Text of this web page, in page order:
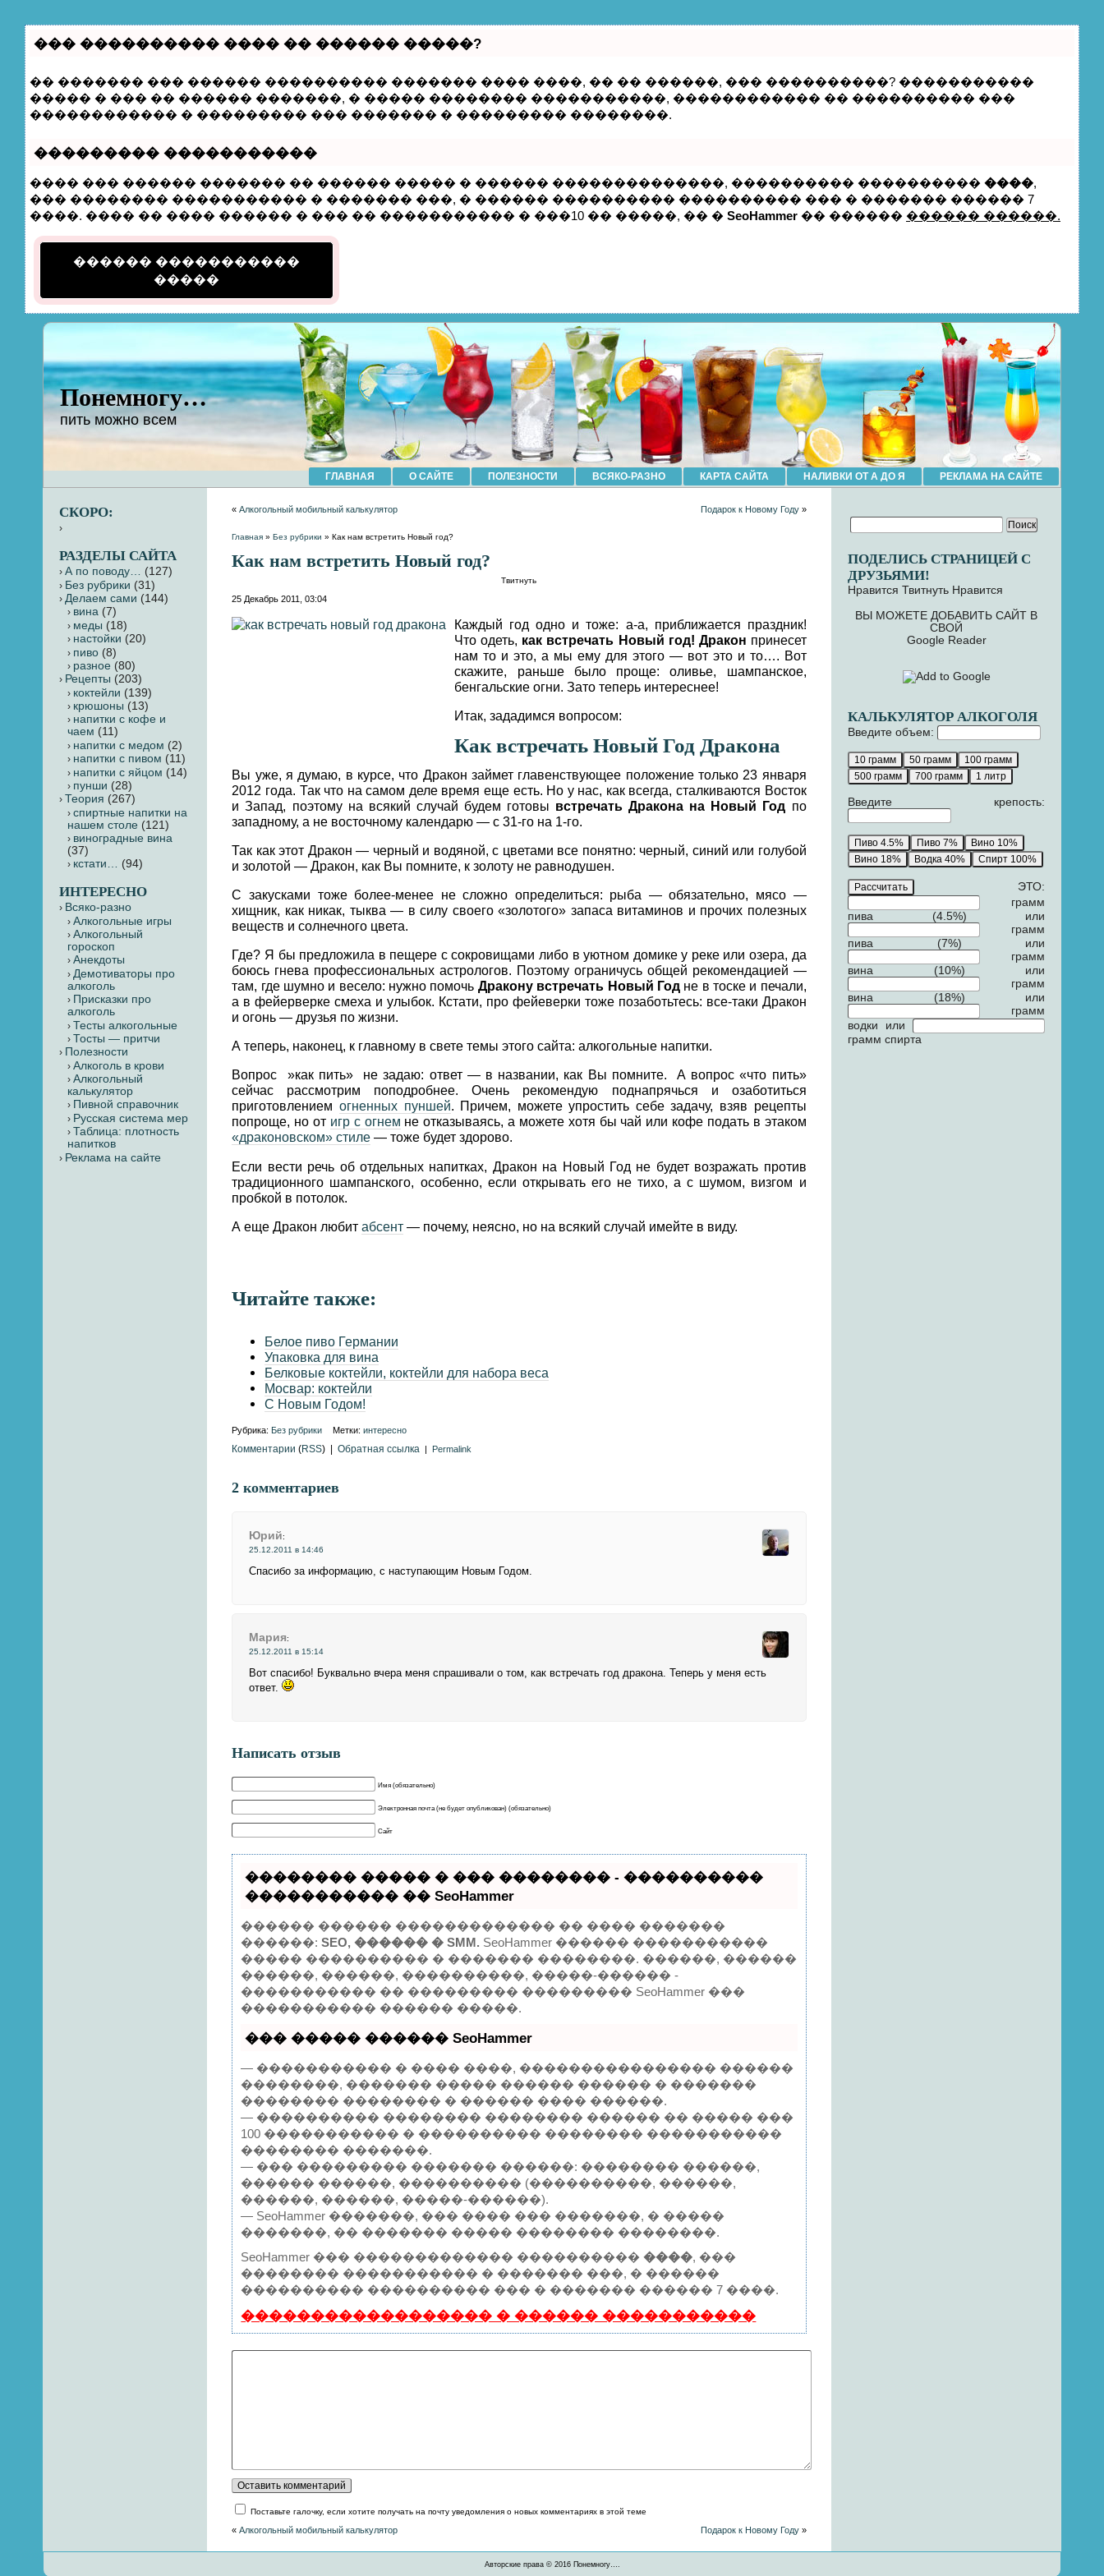
��� ���������� ���� �� ������ �����?
�� ������� ��� ������ ���������� ������� ���� ����, �� �� ������, ��� ����������? �����������
����� � ��� �� ������ �������, � ����� �������� �����������, ������������ �� ���������� ���
������������ � ��������� ��� ������� � ��������� ��������.
��������� �����������
���� ��� ������ ������� �� ������ ����� � ������ ��������������, ���������� ���������� ����,
��� �������� ����������� � ������� ���, � ������ ���������� ���������� ��� � ������� ������ 7
����. ���� �� ���� ������ � ��� �� ����������� � ���10 �� �����, �� � SeoHammer �� ������ ������ ������.
������ �����������
�����
Понемногу…
пить можно всем
ГЛАВНАЯ О САЙТЕ ПОЛЕЗНОСТИ ВСЯКО-РАЗНО КАРТА САЙТА НАЛИВКИ ОТ А ДО Я РЕКЛАМА НА САЙТЕ
«Алкогольный мобильный калькулятор Подарок к Новому Году»
Главная »Без рубрики » Как нам встретить Новый год?
Как нам встретить Новый год?
Твитнуть
25 Декабрь 2011, 03:04
Каждый год одно и тоже: а-а, приближается праздник!
Что одеть, как встречать Новый год! Дракон принесет
нам то и это, а мы ему для этого — вот это и то…. Вот
скажите, раньше было проще: оливье, шампанское,
бенгальские огни. Зато теперь интереснее!
Итак, зададимся вопросом:
Как встречать Новый Год Дракона
Вы уже, я думаю, в курсе, что Дракон займет главенствующее положение только 23 января
2012 года. Так что на самом деле время еще есть. Но у нас, как всегда, сталкиваются Восток
и Запад, поэтому на всякий случай будем готовы встречать Дракона на Новый Год по
западному, а не восточному календарю — с 31-го на 1-го.
Так как этот Дракон — черный и водяной, с цветами все понятно: черный, синий или голубой
и золотой — Дракон, как Вы помните, к золоту не равнодушен.
С закусками тоже более-менее не сложно определиться: рыба — обязательно, мясо —
хищник, как никак, тыква — в силу своего «золотого» запаса витаминов и прочих полезных
веществ и солнечного цвета.
Где? Я бы предложила в пещере с сокровищами либо в уютном домике у реке или озера, да
боюсь гнева профессиональных астрологов. Поэтому ограничусь общей рекомендацией —
там, где шумно и весело: нужно помочь Дракону встречать Новый Годне в тоске и печали,
а в фейерверке смеха и улыбок. Кстати, про фейеверки тоже позаботьтесь: все-таки Дракон
и огонь — друзья по жизни.
А теперь, наконец, к главному в свете темы этого сайта: алкогольные напитки.
Вопрос »как пить» не задаю: ответ — в названии, как Вы помните. А вопрос «что пить»
сейчас рассмотрим поподробнее. Очень рекомендую поднапрячься и озаботиться
приготовлением огненных пуншей. Причем, можете упростить себе задачу, взяв рецепты
попроще, но от игр с огнем не отказываясь, а можете хотя бы чай или кофе подать в этаком
«драконовском» стиле — тоже будет здорово.
Если вести речь об отдельных напитках, Дракон на Новый Год не будет возражать против
традиционного шампанского, особенно, если открывать его не тихо, а с шумом, визгом и
пробкой в потолок.
А еще Дракон любитабсент — почему, неясно, но на всякий случай имейте в виду.
Читайте также:
Белое пиво Германии
Упаковка для вина
Белковые коктейли, коктейли для набора веса
Мосвар: коктейли
С Новым Годом!
Рубрика: Без рубрики Метки:интересно
Комментарии (RSS) |Обратная ссылка | Permalink
2 комментариев
Юрий:
25.12.2011 в 14:46
Спасибо за информацию, с наступающим Новым Годом.
Мария:
25.12.2011 в 15:14
Вот спасибо! Буквально вчера меня спрашивали о том, как встречать год дракона. Теперь у меня есть
ответ.
Написать отзыв
Имя (обязательно)
Электронная почта (не будет опубликован) (обязательно)
Сайт
�������� ����� � ��� �������� - ����������
����������� �� SeoHammer
������ ������ ������������� �� ���� �������
������:SEO, ������ � SMM. SeoHammer ������ �����������
����� ���������� � ������� ��������. ������, ������
������, ������, ����������, �����-������ -
����������� �� ��������� ��������� SeoHammer ���
����������� ������ �����.
��� ����� ������ SeoHammer
— ����������� � ���� ����, ���������������� ������
��������, ������� ����� ������ ������ � �������
�������� �������� � ������ ���� ������.
— ���������� �������� �������� ������ �� ����� ���
100 ����������� � ���������� �������� �����������
�������� �������.
— ��� ��������� ������� ������: �������� ������,
������ ������, ���������� (����������, ������,
������, ������, �����-������).
— SeoHammer �������, ��� ���� ��� �������, � �����
�������, �� ������� ����� �������� ��������.
SeoHammer ��� ������������� ��������������, ���
�������� ����������� � ������� ���, � ������
���������� ���������� ��� � ������� ������ 7 ����.
������������������ � ������ �����������
Поставьте галочку, если хотите получать на почту уведомления о новых комментариях в этой теме
«Алкогольный мобильный калькулятор Подарок к Новому Году»
СКОРО:
РАЗДЕЛЫ САЙТА
А по поводу… (127)
Без рубрики (31)
Делаем сами (144)
вина (7)
меды (18)
настойки (20)
пиво (8)
разное (80)
Рецепты (203)
коктейли (139)
крюшоны (13)
напитки с кофе и
чаем (11)
напитки с медом (2)
напитки с пивом (11)
напитки с яйцом (14)
пунши (28)
Теория (267)
cпиртные напитки на
нашем столе (121)
виноградные вина
(37)
кстати… (94)
ИНТЕРЕСНО
Всяко-разно
Алкогольные игры
Алкогольный
гороскоп
Анекдоты
Демотиваторы про
алкоголь
Присказки про
алкоголь
Тесты алкогольные
Тосты — притчи
Полезности
Алкоголь в крови
Алкогольный
калькулятор
Пивной справочник
Русская система мер
Таблица: плотность
напитков
Реклама на сайте
ПОДЕЛИСЬ СТРАНИЦЕЙ С
ДРУЗЬЯМИ!
Нравится Твитнуть Нравится
ВЫ МОЖЕТЕ ДОБАВИТЬ САЙТ В
СВОЙ
Google Reader
КАЛЬКУЛЯТОР АЛКОГОЛЯ
Введите объем:
Введите крепость:
ЭТО:
грамм
пива (4.5%) или
грамм
пива (7%) или
грамм
вина (10%) или
грамм
вина (18%) или
грамм
водки или
грамм спирта
Авторские права © 2016 Понемногу…